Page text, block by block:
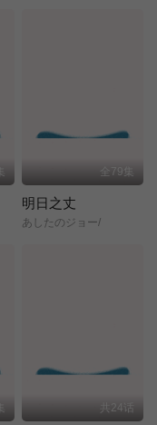
全79集
明日之丈
あしたのジョー/
共24话